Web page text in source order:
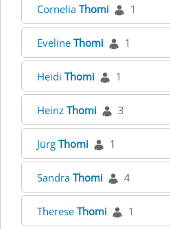
Cornelia Thomi 1
Eveline Thomi 1
Heidi Thomi 1
Heinz Thomi 3
Jürg Thomi 1
Sandra Thomi 4
Therese Thomi 1